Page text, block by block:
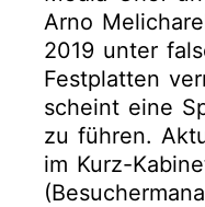
Arno
2019 unter
Festplatten
scheint eine
zu führen.
im Kurz-